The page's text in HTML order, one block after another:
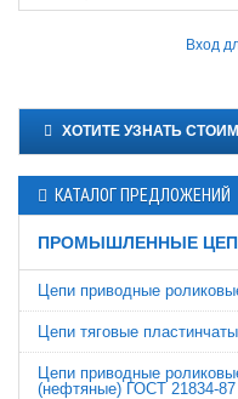
Вход
ХОТИТЕ УЗНАТЬ
КАТАЛОГ ПРЕДЛОЖЕНИЙ
ПРОМЫШЛЕННЫЕ
Цепи приводные
Цепи тяговые
Цепи приводные
(нефтяные) ГОСТ 21834-87